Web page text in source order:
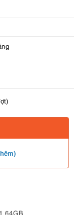
)
64GB